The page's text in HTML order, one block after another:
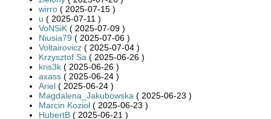
wirro ( 2025-07-15 )
u ( 2025-07-11 )
VoNSiK ( 2025-07-09 )
Niusia79 ( 2025-07-06 )
Voltairovicz ( 2025-07-04 )
Krzysztof Sa ( 2025-06-26 )
kris3k ( 2025-06-26 )
axass ( 2025-06-24 )
Ariel ( 2025-06-24 )
Magdalena_Jakubowska ( 2025-06-23 )
Marcin Kozioł ( 2025-06-23 )
HubertB ( 2025-06-21 )